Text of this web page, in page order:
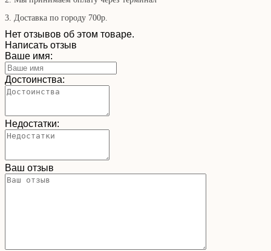
3. Доставка по городу 700р.
Нет отзывов об этом товаре.
Написать отзыв
Ваше имя:
Достоинства:
Недостатки:
Ваш отзыв